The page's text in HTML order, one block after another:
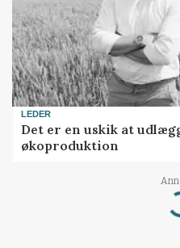
LEDER
Det er en uskik at
økoproduktion